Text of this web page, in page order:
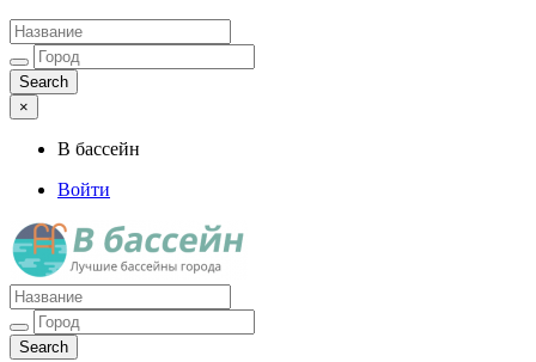
×
В бассейн
Войти
Лучшие бассейны города